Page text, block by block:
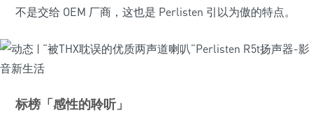
不是交给 OEM 厂商，这也是 Perlisten 引以为傲的特点。
标榜「感性的聆听」